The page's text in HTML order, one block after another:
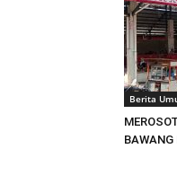
Berita
BAWANG